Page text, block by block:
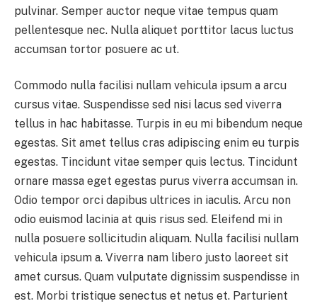
pulvinar. Semper auctor neque vitae tempus quam
pellentesque nec. Nulla aliquet porttitor lacus luctus
accumsan tortor posuere ac ut.
Commodo nulla facilisi nullam vehicula ipsum a arcu
cursus vitae. Suspendisse sed nisi lacus sed viverra
tellus in hac habitasse. Turpis in eu mi bibendum neque
egestas. Sit amet tellus cras adipiscing enim eu turpis
egestas. Tincidunt vitae semper quis lectus. Tincidunt
ornare massa eget egestas purus viverra accumsan in.
Odio tempor orci dapibus ultrices in iaculis. Arcu non
odio euismod lacinia at quis risus sed. Eleifend mi in
nulla posuere sollicitudin aliquam. Nulla facilisi nullam
vehicula ipsum a. Viverra nam libero justo laoreet sit
amet cursus. Quam vulputate dignissim suspendisse in
est. Morbi tristique senectus et netus et. Parturient